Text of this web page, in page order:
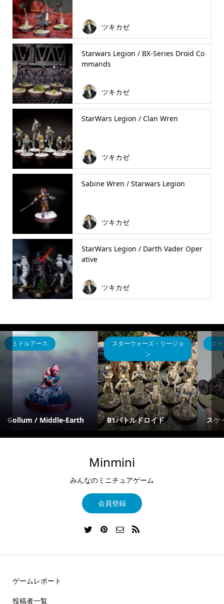
ツキカゼ
Starwars Legion / BX-Series Droid Co
mmands
ツキカゼ
StarWars Legion / Clan Wren
ツキカゼ
Sabine Wren / Starwars Legion
ツキカゼ
StarWars Legion / Darth Vader Oper
ative
ツキカゼ
エイジ・オブ・シグマー
スケイヴン・キャノン!!!
スターウォーズ・リージョ
Sabine Wren / Starwars
Legion
Minmini
みんなのミニチュアゲーム
会員登録
ゲームレポート
投稿者一覧